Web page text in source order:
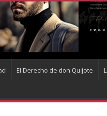
El Derecho de don Quijote